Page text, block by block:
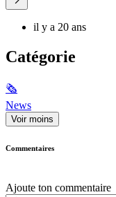
il y a 20 ans
Catégorie
🗞
News
Voir moins
Commentaires
Ajoute ton commentaire